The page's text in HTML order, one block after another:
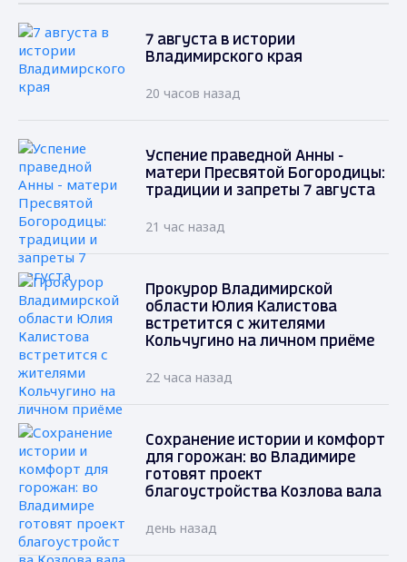
7 августа в истории
Владимирского края
20 часов назад
Успение праведной Анны -
матери Пресвятой Богородицы:
традиции и запреты 7 августа
21 час назад
Прокурор Владимирской
области Юлия Калистова
встретится с жителями
Кольчугино на личном приёме
22 часа назад
Сохранение истории и комфорт
для горожан: во Владимире
готовят проект
благоустройства Козлова вала
день назад